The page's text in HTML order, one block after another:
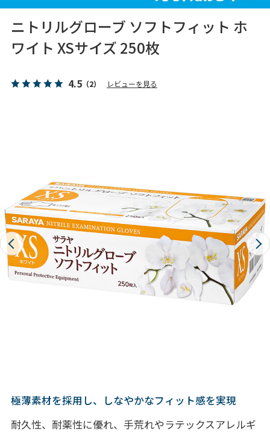
ニトリルグローブ ソフトフィット ホ
ワイト XSサイズ 250枚
4.5（2） レビューを見る
極薄素材を採用し、しなやかなフィット感を実現
耐久性、耐薬性に優れ、手荒れやラテックスアレルギ